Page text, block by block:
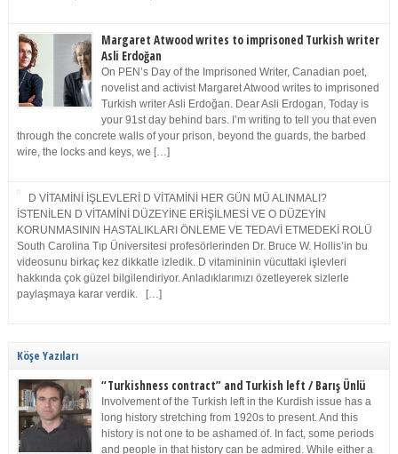
Margaret Atwood writes to imprisoned Turkish writer
Asli Erdoğan
On PEN’s Day of the Imprisoned Writer, Canadian poet,
novelist and activist Margaret Atwood writes to imprisoned
Turkish writer Asli Erdoğan. Dear Asli Erdogan, Today is
your 91st day behind bars. I’m writing to tell you that even
through the concrete walls of your prison, beyond the guards, the barbed
wire, the locks and keys, we […]
D VİTAMİNİ İŞLEVLERİ D VİTAMİNİ HER GÜN MÜ ALINMALI?
İSTENİLEN D VİTAMİNİ DÜZEYİNE ERİŞİLMESİ VE O DÜZEYİN
KORUNMASININ HASTALIKLARI ÖNLEME VE TEDAVİ ETMEDEKİ ROLÜ
South Carolina Tıp Üniversitesi profesörlerinden Dr. Bruce W. Hollis’in bu
videosunu birkaç kez dikkatle izledik. D vitamininin vücuttaki işlevleri
hakkında çok güzel bilgilendiriyor. Anladıklarımızı özetleyerek sizlerle
paylaşmaya karar verdik. […]
Köşe Yazıları
“Turkishness contract” and Turkish left / Barış Ünlü
Involvement of the Turkish left in the Kurdish issue has a
long history stretching from 1920s to present. And this
history is not one to be ashamed of. In fact, some periods
and people in that history can be admired. While either a